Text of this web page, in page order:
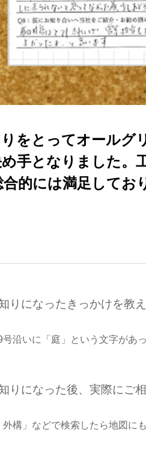
りをとってオール
手となりました。
的には満足してお
りになったきっかけを教
沿いに「庭」という文字があっ
りになった後、実際にご
構」などで検索したら地図に